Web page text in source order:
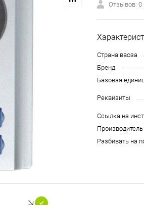
Отзывов: 0
Страна ввоза
Бренд.
Базовая
Реквизиты
Ссылка на
Производитель
Разбивать на